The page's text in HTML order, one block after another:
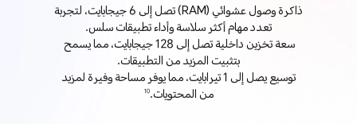
ذاكرة وصول عشوائي (RAM) تصل إلى 6 جيجابايت، لتجربة
تعدد مهام أكثر سلاسة وأداء تطبيقات سلس.
سعة تخزين داخلية تصل إلى 128 جيجابايت، مما يسمح
بتثبيت المزيد من التطبيقات.
توسيع يصل إلى 1 تيرابايت، مما يوفر مساحة وفيرة لمزيد
من المحتويات.10